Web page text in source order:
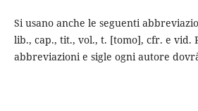
Si usano anche le seguenti
lib., cap., tit., vol., t. [tomo], cfr. e vid.
abbreviazioni e sigle ogni autore